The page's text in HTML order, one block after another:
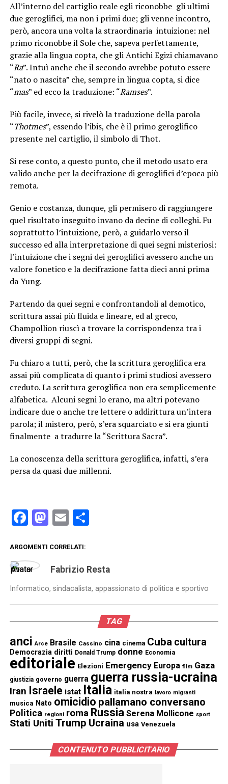
All’interno del cartiglio reale egli riconobbe gli ultimi
due geroglifici, ma non i primi due; gli venne incontro,
però, ancora una volta la straordinaria intuizione: nel
primo riconobbe il Sole che, sapeva perfettamente,
grazie alla lingua copta, che gli Antichi Egizi chiamavano
“Ra”. Intuì anche che il secondo avrebbe potuto essere
“nato o nascita” che, sempre in lingua copta, si dice
“mas” ed ecco la traduzione: “Ramses”.
Più facile, invece, si rivelò la traduzione della parola
“Thotmes”, essendo l’ibis, che è il primo geroglifico
presente nel cartiglio, il simbolo di Thot.
Si rese conto, a questo punto, che il metodo usato era
valido anche per la decifrazione di geroglifici d’epoca più
remota.
Genio e costanza, dunque, gli permisero di raggiungere
quel risultato inseguito invano da decine di colleghi. Fu
soprattutto l’intuizione, però, a guidarlo verso il
successo ed alla interpretazione di quei segni misteriosi:
l’intuizione che i segni dei geroglifici avessero anche un
valore fonetico e la decifrazione fatta dieci anni prima
da Yung.
Partendo da quei segni e confrontandoli al demotico,
scrittura assai più fluida e lineare, ed al greco,
Champollion riuscì a trovare la corrispondenza tra i
diversi gruppi di segni.
Fu chiaro a tutti, però, che la scrittura geroglifica era
assai più complicata di quanto i primi studiosi avessero
creduto. La scrittura geroglifica non era semplicemente
alfabetica. Alcuni segni lo erano, ma altri potevano
indicare due o anche tre lettere o addirittura un’intera
parola; il mistero, però, s’era squarciato e si era giunti
finalmente a tradurre la “Scrittura Sacra”.
La conoscenza della scrittura geroglifica, infatti, s’era
persa da quasi due millenni.
Facebook
Mastodon
EmailCondividi
ARGOMENTI CORRELATI:
Fabrizio Resta
Informatico, sindacalista, appassionato di politica e sportivo
TAG
anci Arce Brasile Cassino cina cinema Cuba cultura
Democrazia diritti Donald Trump donne Economia
editoriale Elezioni Emergency Europa film Gaza
giustizia governo guerra guerra russia-ucraina
Iran Israele istat Italia italia nostra lavoro migranti
musica Nato omicidio pallamano conversano
Politica regioni roma Russia Serena Mollicone sport
Stati Uniti Trump Ucraina usa Venezuela
CONTENUTO PUBBLICITARIO